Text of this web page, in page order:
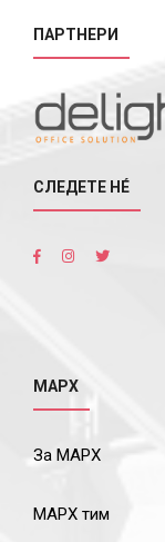
ПАРТНЕРИ
СЛЕДЕТЕ НÉ
МАРХ
За МАРХ
МАРХ тим